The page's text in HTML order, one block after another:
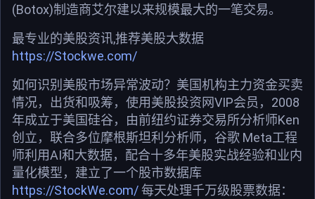
(Botox)制造商艾尔建以来规模最大的一笔交易。
最专业的美股资讯,推荐美股大数据
https://Stockwe.com/
如何识别美股市场异常波动？美国机构主力资金买卖
情况，出货和吸筹，使用美股投资网VIP会员，2008
年成立于美国硅谷，由前纽约证券交易所分析师Ken
创立，联合多位摩根斯坦利分析师，谷歌 Meta工程
师利用AI和大数据，配合十多年美股实战经验和业内
量化模型，建立了一个股市数据库
https://StockWe.com/每天处理千万级股票数据：